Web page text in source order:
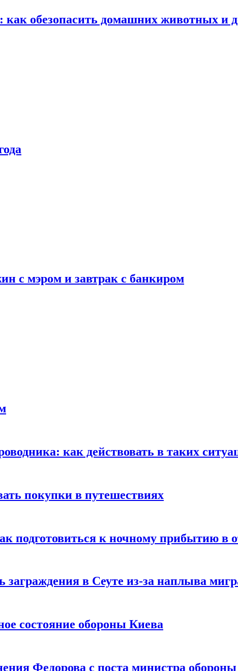
обезопасить домашних животных и
с мэром и завтрак с банкиром
как действовать в таких
покупки в путешествиях
подготовиться к ночному прибытию в
заграждения в Сеуте из-за наплыва
состояние обороны Киева
Федорова с поста министра